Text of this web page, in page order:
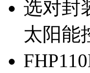
选对封
太阳能